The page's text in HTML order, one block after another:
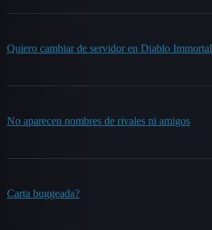
Quiero cambiar de servidor en Diablo Immortal
No aparecen nombres de rivales ni amigos
Carta buggeada?